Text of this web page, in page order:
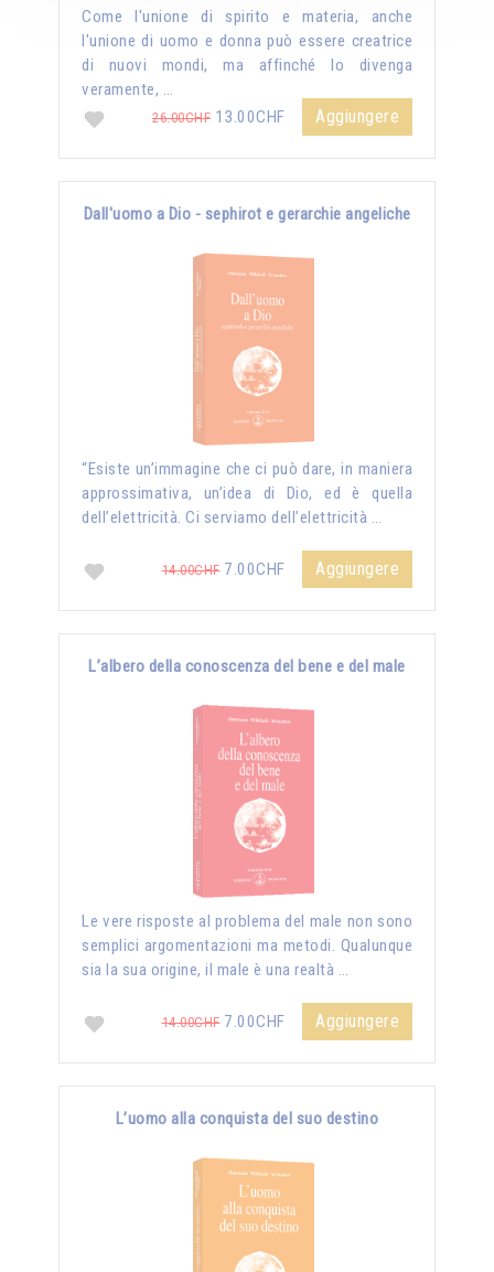
Come l'unione di spirito e materia, anche
l'unione di uomo e donna può essere creatrice
di nuovi mondi, ma affinché lo divenga
veramente, …
26.00CHF 13.00CHF Aggiungere
Dall'uomo a Dio - sephirot e gerarchie angeliche
“Esiste un’immagine che ci può dare, in maniera
approssimativa, un’idea di Dio, ed è quella
dell’elettricità. Ci serviamo dell’elettricità …
14.00CHF7.00CHF Aggiungere
L’albero della conoscenza del bene e del male
Le vere risposte al problema del male non sono
semplici argomentazioni ma metodi. Qualunque
sia la sua origine, il male è una realtà …
14.00CHF7.00CHF Aggiungere
L’uomo alla conquista del suo destino